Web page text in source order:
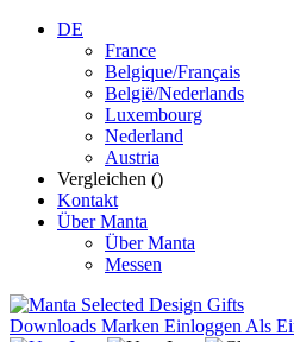
DE
France
Belgique/Français
België/Nederlands
Luxembourg
Nederland
Austria
Vergleichen ()
Kontakt
Über Manta
Über Manta
Messen
Downloads Marken Einloggen Als